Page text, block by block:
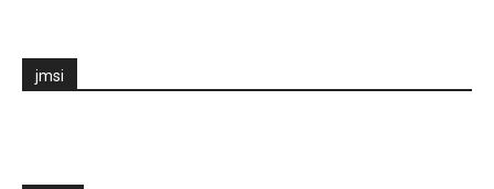
jmsi